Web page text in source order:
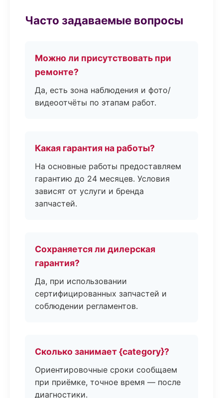
Часто задаваемые вопросы
Можно ли присутствовать при
ремонте?
Да, есть зона наблюдения и фото/
видеоотчёты по этапам работ.
Какая гарантия на работы?
На основные работы предоставляем
гарантию до 24 месяцев. Условия
зависят от услуги и бренда
запчастей.
Сохраняется ли дилерская
гарантия?
Да, при использовании
сертифицированных запчастей и
соблюдении регламентов.
Сколько занимает {category}?
Ориентировочные сроки сообщаем
при приёмке, точное время — после
диагностики.